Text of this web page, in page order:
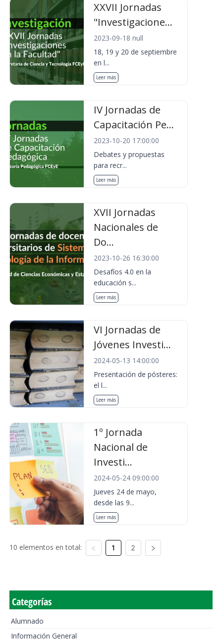
XXVII Jornadas
"Investigacione...
2023-09-18 null
18, 19 y 20 de septiembre
en l...
Leer más
IV Jornadas de
Capacitación Pe...
2023-10-20 17:00:00
Debates y propuestas
para recr...
Leer más
XVII Jornadas
Nacionales de
Do...
2023-10-26 16:30:00
Desafíos 4.0 en la
educación s...
Leer más
VI Jornadas de
Jóvenes Investi...
2024-05-13 14:00:00
Presentación de pósteres:
el l...
Leer más
1º Jornada
Nacional de
Investi...
2024-05-24 09:00:00
Jueves 24 de mayo,
desde las 9...
Leer más
10 elementos en total: 1 2
Categorías
Alumnado
Información General